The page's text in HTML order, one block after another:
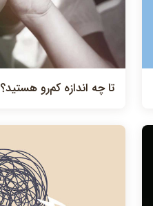
تا چه اندازه كم‌رو هستيد؟